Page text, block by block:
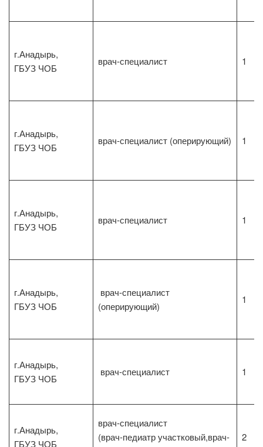
г.Анадырь,
ГБУЗ ЧОБ
врач-специалист 1
г.Анадырь,
ГБУЗ ЧОБ
врач-специалист (оперирующий) 1
г.Анадырь,
ГБУЗ ЧОБ
врач-специалист 1
г.Анадырь,
ГБУЗ ЧОБ
врач-специалист
(оперирующий)
1
г.Анадырь,
ГБУЗ ЧОБ
врач-специалист 1
г.Анадырь,
ГБУЗ ЧОБ
врач-специалист
(врач-педиатр участковый,врач-
2